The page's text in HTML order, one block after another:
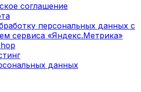
соглашение
персональных данных с
сервиса «Яндекс.Метрика»
данных